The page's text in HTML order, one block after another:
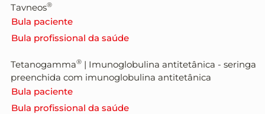
Tavneos®
Bula paciente
Bula profissional da saúde
Tetanogamma® | Imunoglobulina antitetânica - seringa
preenchida com imunoglobulina antitetânica
Bula paciente
Bula profissional da saúde